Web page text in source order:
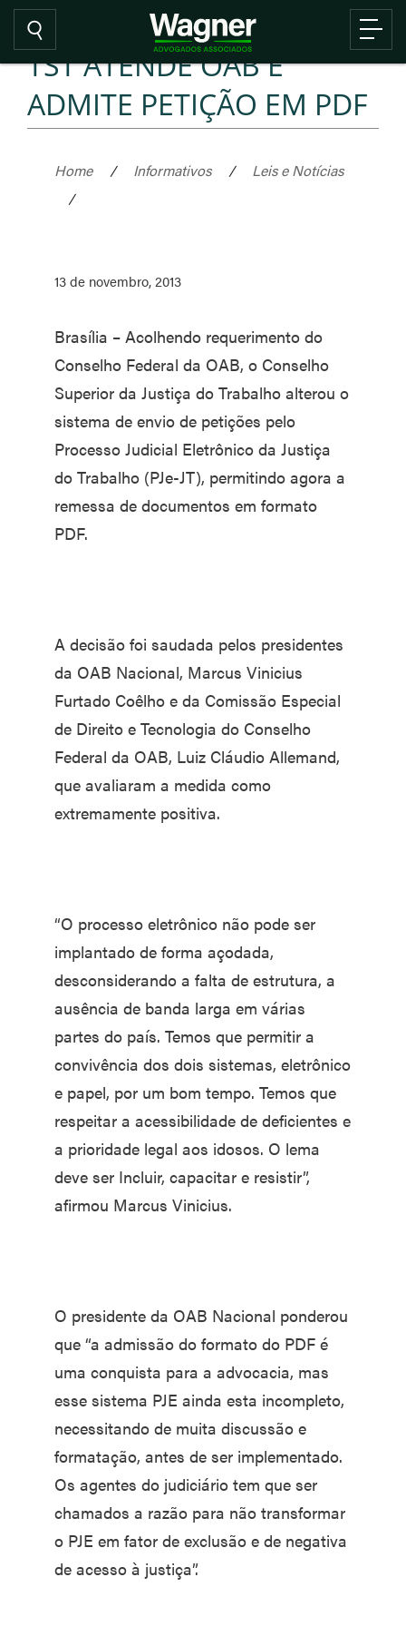
TST ATENDE OAB E
ADMITE PETIÇÃO EM PDF
Home / Informativos /
Leis e Notícias
/
13 de novembro, 2013
Brasília – Acolhendo requerimento do
Conselho Federal da OAB, o Conselho
Superior da Justiça do Trabalho alterou o
sistema de envio de petições pelo
Processo Judicial Eletrônico da Justiça
do Trabalho (PJe-JT), permitindo agora a
remessa de documentos em formato
PDF.
A decisão foi saudada pelos presidentes
da OAB Nacional, Marcus Vinicius
Furtado Coêlho e da Comissão Especial
de Direito e Tecnologia do Conselho
Federal da OAB, Luiz Cláudio Allemand,
que avaliaram a medida como
extremamente positiva.
“O processo eletrônico não pode ser
implantado de forma açodada,
desconsiderando a falta de estrutura, a
ausência de banda larga em várias
partes do país. Temos que permitir a
convivência dos dois sistemas, eletrônico
e papel, por um bom tempo. Temos que
respeitar a acessibilidade de deficientes e
a prioridade legal aos idosos. O lema
deve ser Incluir, capacitar e resistir”,
afirmou Marcus Vinicius.
O presidente da OAB Nacional ponderou
que “a admissão do formato do PDF é
uma conquista para a advocacia, mas
esse sistema PJE ainda esta incompleto,
necessitando de muita discussão e
formatação, antes de ser implementado.
Os agentes do judiciário tem que ser
chamados a razão para não transformar
o PJE em fator de exclusão e de negativa
de acesso à justiça”.